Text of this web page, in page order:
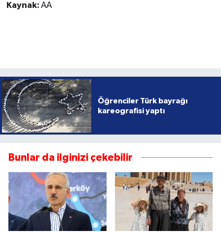
Kaynak: AA
Öğrenciler Türk bayrağı
kareografisi yaptı
Bunlar da ilginizi çekebilir